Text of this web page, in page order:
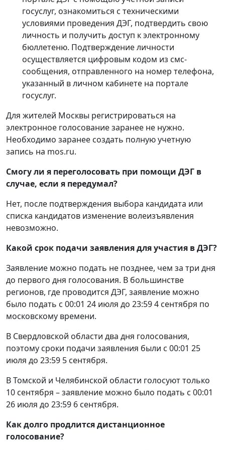
госуслуг, ознакомиться с техническими
условиями проведения ДЭГ, подтвердить свою
личность и получить доступ к электронному
бюллетеню. Подтверждение личности
осуществляется цифровым кодом из смс-
сообщения, отправленного на номер телефона,
указанный в личном кабинете на портале
госуслуг.
Для жителей Москвы регистрироваться на
электронное голосование заранее не нужно.
Необходимо заранее создать полную учетную
запись на mos.ru.
Смогу ли я переголосовать при помощи ДЭГ в
случае, если я передумал?
Нет, после подтверждения выбора кандидата или
списка кандидатов изменение волеизъявления
невозможно.
Какой срок подачи заявления для участия в ДЭГ?
Заявление можно подать не позднее, чем за три дня
до первого дня голосования. В большинстве
регионов, где проводится ДЭГ, заявление можно
было подать с 00:01 24 июля до 23:59 4 сентября по
московскому времени.
В Свердловской области два дня голосования,
поэтому сроки подачи заявления были с 00:01 25
июля до 23:59 5 сентября.
В Томской и Челябинской области голосуют только
10 сентября – заявление можно было подать с 00:01
26 июля до 23:59 6 сентября.
Как долго продлится дистанционное
голосование?